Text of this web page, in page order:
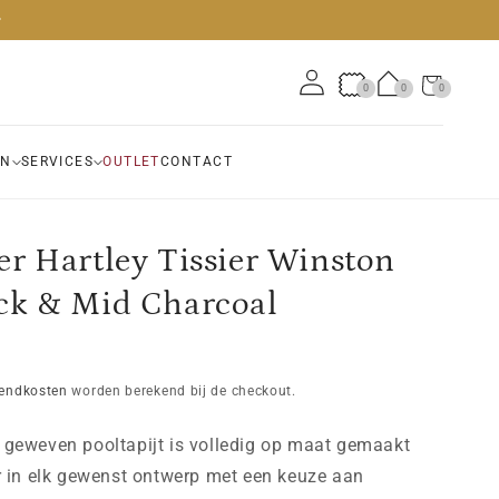
0 0
Winkelwagen
0
0
artikelen
SERVICES OUTLETCONTACT
Hartley Tissier Winston
& Mid Charcoal
worden berekend bij de checkout.
geweven pooltapijt is volledig op maat gemaakt
elk gewenst ontwerp met een keuze aan